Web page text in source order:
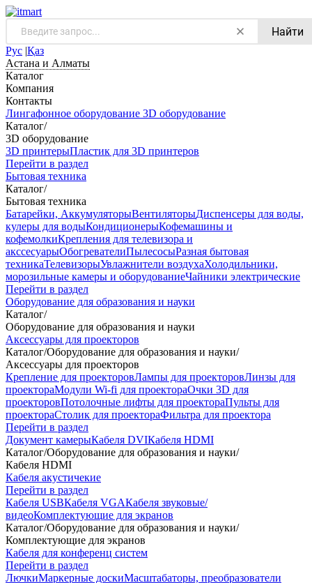
Найти
Рус |Қаз
Астана и Алматы
Каталог
Компания
Контакты
Лингафонное оборудование 3D оборудование
Каталог/
3D оборудование
3D принтерыПластик для 3D принтеров
Перейти в раздел
Бытовая техника
Каталог/
Бытовая техника
Батарейки, АккумуляторыВентиляторыДиспенсеры для воды,
кулеры для водыКондиционерыКофемашины и
кофемолкиКрепления для телевизора и
акссесуарыОбогревателиПылесосыРазная бытовая
техникаТелевизорыУвлажнители воздухаХолодильники,
морозильные камеры и оборудованиеЧайники электрические
Перейти в раздел
Оборудование для образования и науки
Каталог/
Оборудование для образования и науки
Аксессуары для проекторов
Каталог/Оборудование для образования и науки/
Аксессуары для проекторов
Крепление для проекторовЛампы для проекторовЛинзы для
проектораМодули Wi-fi для проектораОчки 3D для
проекторовПотолочные лифты для проектораПульты для
проектораСтолик для проектораФильтра для проектора
Перейти в раздел
Документ камерыКабеля DVIКабеля HDMI
Каталог/Оборудование для образования и науки/
Кабеля HDMI
Кабеля акустичекие
Перейти в раздел
Кабеля USBКабеля VGAКабеля звуковые/
видеоКомплектующие для экранов
Каталог/Оборудование для образования и науки/
Комплектующие для экранов
Кабеля для конференц систем
Перейти в раздел
ЛючкиМаркерные доскиМасштабаторы, преобразователи